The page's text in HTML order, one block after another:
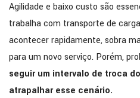
Agilidade e baixo custo são
trabalha com transporte de
acontecer rapidamente, sobra
para um novo serviço. Porém,
seguir um intervalo de troca
atrapalhar esse cenário.